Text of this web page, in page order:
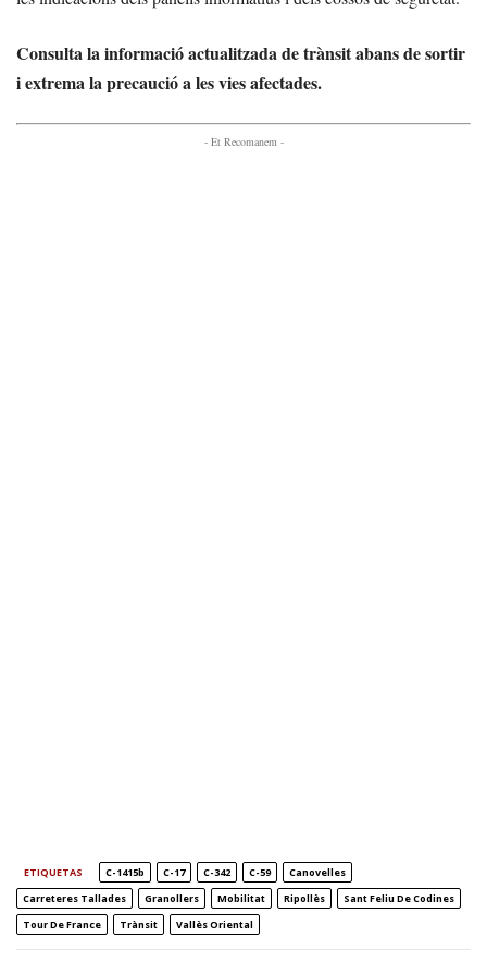
Consulta la informació actualitzada de trànsit abans de sortir
i extrema la precaució a les vies afectades.
- Et Recomanem -
ETIQUETAS C-1415b C-17 C-342 C-59
Canovelles
Carreteres Tallades
Granollers Mobilitat Ripollès
Sant Feliu De Codines
Tour De France
Trànsit Vallès Oriental